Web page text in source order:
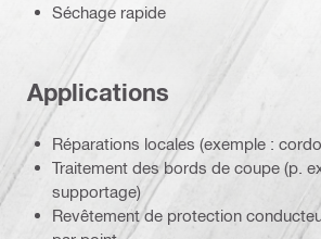
Séchage rapide
Applications
Réparations locales (exemple :
Traitement des bords de coupe (p.
supportage)
Revêtement de protection